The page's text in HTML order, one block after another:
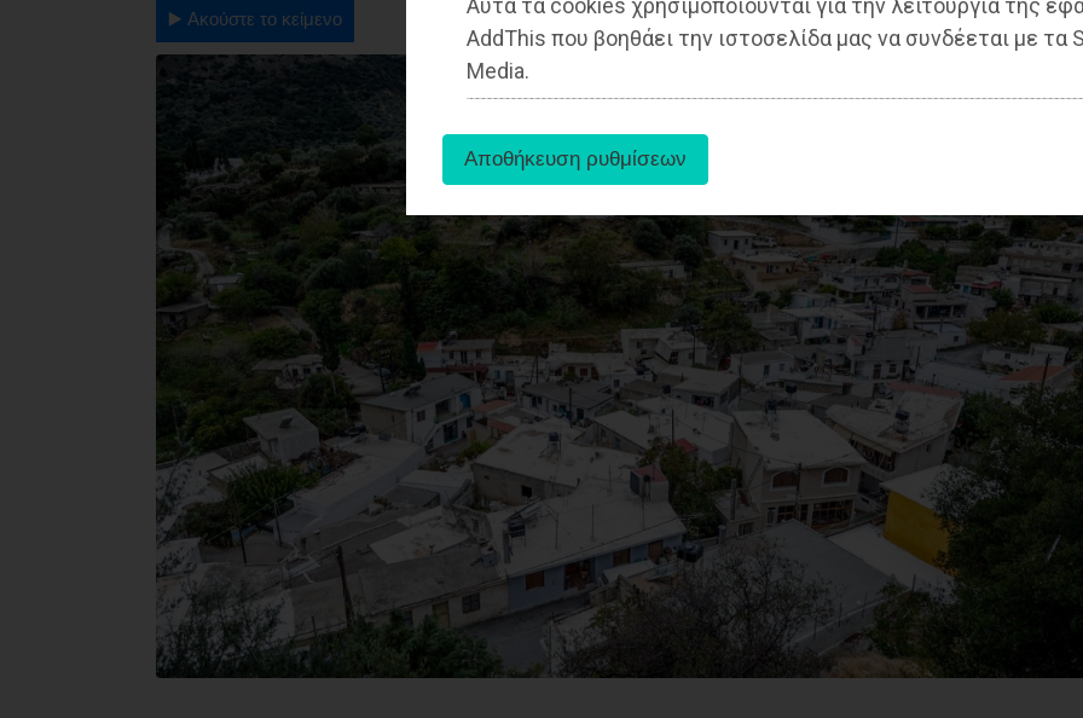
Αυτά τα cookies χρησιμοποιούνται για την λειτουργία της
AddThis που βοηθάει την ιστοσελίδα μας να συνδέεται με τα
Media.
▶️ Ακούστε το κείμενο